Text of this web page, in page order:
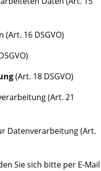
16 DSGVO)
(Art. 18 DSGVO)
(Art. 21
Datenverarbeitung (Art.
Sie sich bitte per E-Mail